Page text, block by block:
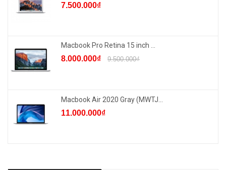
7.500.000₫
Macbook Pro Retina 15 inch ...
8.000.000₫ 9.500.000₫
Macbook Air 2020 Gray (MWTJ...
11.000.000₫